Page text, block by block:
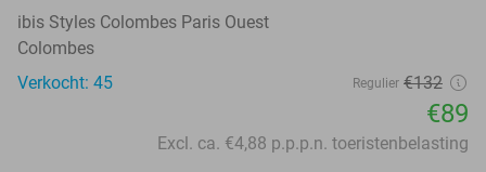
ibis Styles Colombes Paris Ouest
Colombes
Verkocht: 45
Regulier €132
€89
Excl. ca. €4,88 p.p.p.n. toeristenbelasting